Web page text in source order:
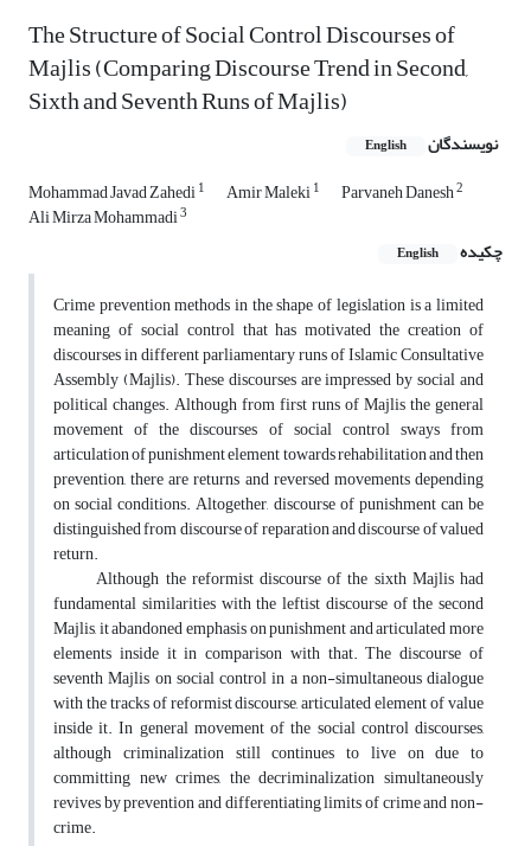
The Structure of Social Control Discourses of
Majlis (Comparing Discourse Trend in Second,
Sixth and Seventh Runs of Majlis)
نویسندگان English
Mohammad Javad Zahedi1 Amir Maleki1 Parvaneh Danesh2
Ali Mirza Mohammadi3
چکیده English
Crime prevention methods in the shape of legislation is a limited
meaning of social control that has motivated the creation of
discourses in different parliamentary runs of Islamic Consultative
Assembly (Majlis). These discourses are impressed by social and
political changes. Although from first runs of Majlis the general
movement of the discourses of social control sways from
articulation of punishment element towards rehabilitation and then
prevention, there are returns and reversed movements depending
on social conditions. Altogether, discourse of punishment can be
distinguished from discourse of reparation and discourse of valued
return.
Although the reformist discourse of the sixth Majlis had
fundamental similarities with the leftist discourse of the second
Majlis, it abandoned emphasis on punishment and articulated more
elements inside it in comparison with that. The discourse of
seventh Majlis on social control in a non-simultaneous dialogue
with the tracks of reformist discourse, articulated element of value
inside it. In general movement of the social control discourses,
although criminalization still continues to live on due to
committing new crimes, the decriminalization simultaneously
revives by prevention and differentiating limits of crime and non-
crime.